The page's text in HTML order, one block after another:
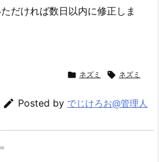
だければ数日以内に修正しま
 ネズミ  ネズミ
 Posted by でじけろお@管理人